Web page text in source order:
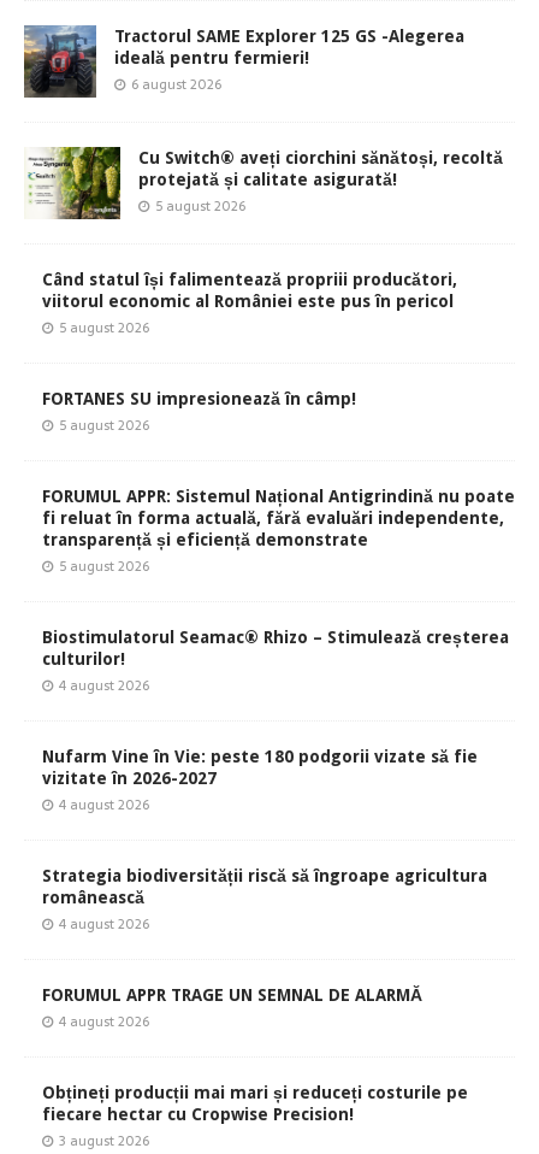
Tractorul SAME Explorer 125 GS -Alegerea
ideală pentru fermieri!
6 august 2026
Cu Switch® aveți ciorchini sănătoși, recoltă
protejată și calitate asigurată!
5 august 2026
Când statul își falimentează propriii producători,
viitorul economic al României este pus în pericol
5 august 2026
FORTANES SU impresionează în câmp!
5 august 2026
FORUMUL APPR: Sistemul Național Antigrindină nu poate
fi reluat în forma actuală, fără evaluări independente,
transparență și eficiență demonstrate
5 august 2026
Biostimulatorul Seamac® Rhizo – Stimulează creșterea
culturilor!
4 august 2026
Nufarm Vine în Vie: peste 180 podgorii vizate să fie
vizitate în 2026-2027
4 august 2026
Strategia biodiversității riscă să îngroape agricultura
românească
4 august 2026
FORUMUL APPR TRAGE UN SEMNAL DE ALARMĂ
4 august 2026
Obțineți producții mai mari și reduceți costurile pe
fiecare hectar cu Cropwise Precision!
3 august 2026